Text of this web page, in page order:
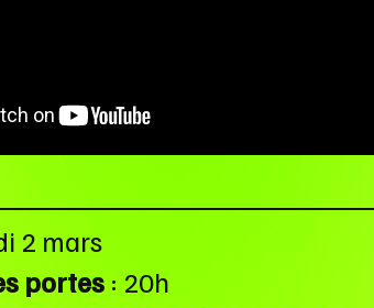
2 mars
portes: 20h